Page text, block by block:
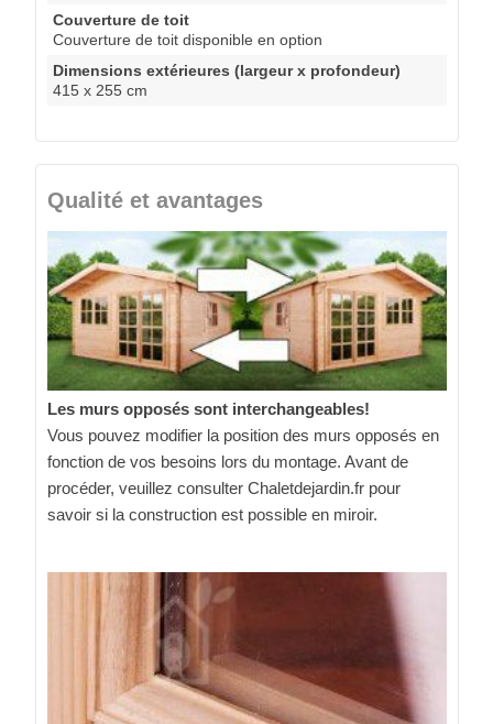
Couverture de toit
Couverture de toit disponible en option
Dimensions extérieures (largeur x profondeur)
415 x 255 cm
Qualité et avantages
Les murs opposés sont interchangeables!
Vous pouvez modifier la position des murs opposés en
fonction de vos besoins lors du montage. Avant de
procéder, veuillez consulter Chaletdejardin.fr pour
savoir si la construction est possible en miroir.